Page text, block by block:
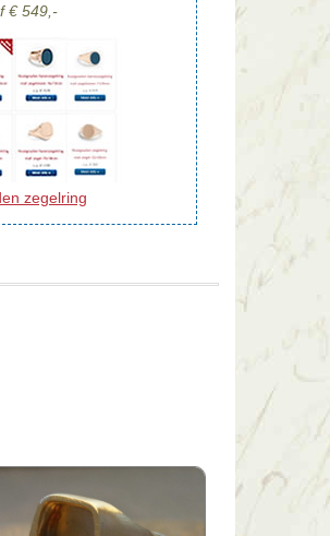
€ 549,-
zegelring